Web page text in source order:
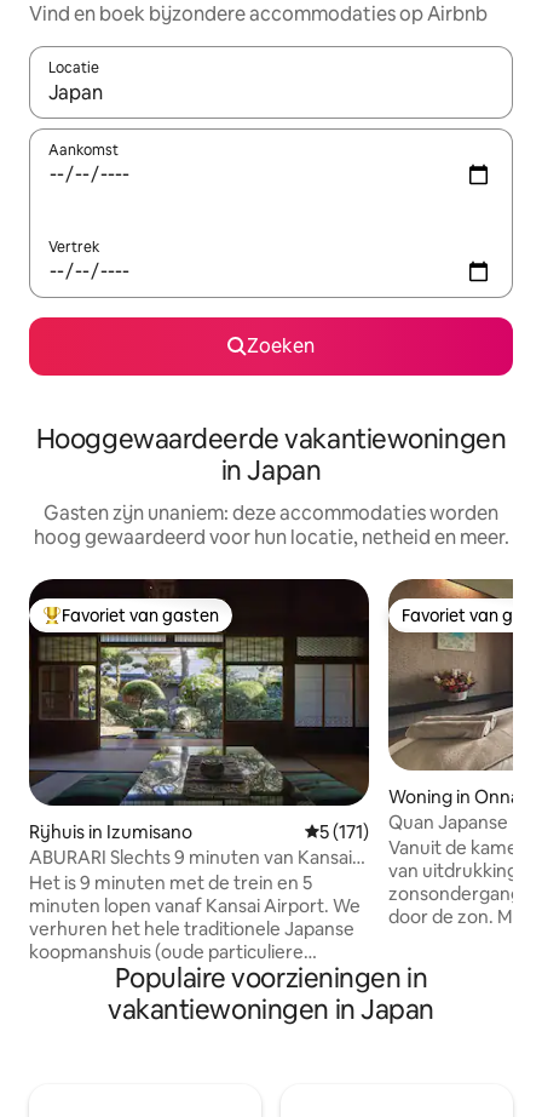
Vind en boek bijzondere accommodaties op Airbnb
Locatie
Wanneer er resultaten beschikbaar zijn, maak je een keuze
Aankomst
Vertrek
Zoeken
Hooggewaardeerde vakantiewoningen
in Japan
Gasten zijn unaniem: deze accommodaties worden
hoog gewaardeerd voor hun locatie, netheid en meer.
Topfavoriet van gasten
Favoriet van gasten
Rijhuis in Izumisano Gemiddelde beoordeling
5 (171)
ABURARI Slechts 9 minuten van Kansai
Airport, een oude privéwoning met een
populaire Japanse tuin (dezelfde prijs
voor maximaal 3 personen)
Het is 9 minuten met de trein en 5
minuten lopen vanaf Kansai Airport. We
verhuren het hele traditionele Japanse
koopmanshuis (oude particuliere
woning) in één gebouw. Yuri is de
handelsnaam die van generatie op
generatie in ons huis wordt
Favoriet van
Favoriet van
Woning in Onna
Quan Japanse
oceaan en
Vanuit de kamer
van uitdrukking
zonsondergang
door de zon. Met als thema ‘geluk dat
materiële
gasten tijdens
aan ervaringen
en innerlijke rust,
Populaire voorzieningen in
vakantiewoningen in Japan